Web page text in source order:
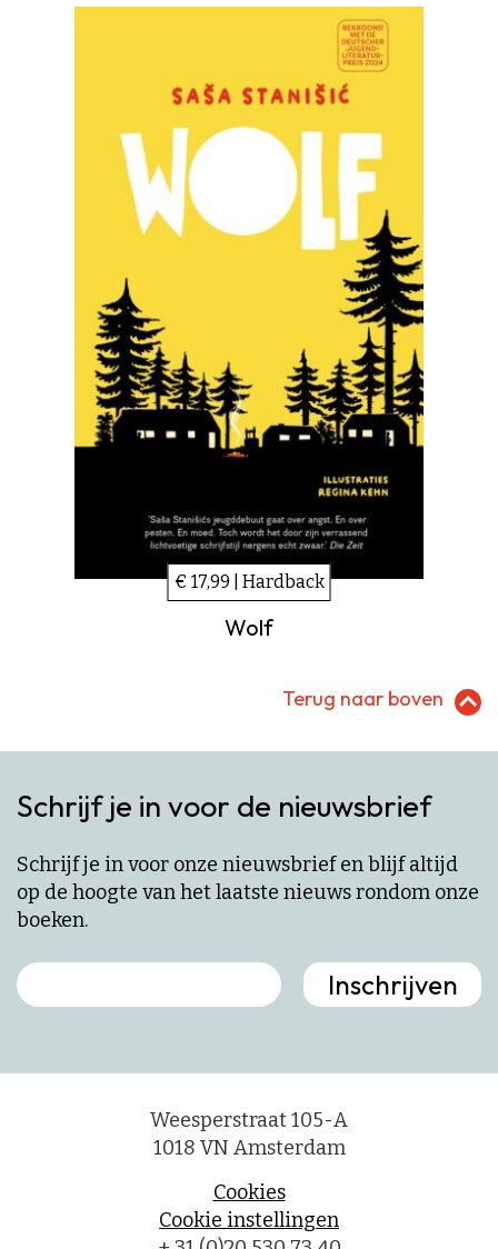
€ 17,99 | Hardback
Wolf
Terug naar boven
Schrijf je in voor de nieuwsbrief
Schrijf je in voor onze nieuwsbrief en blijf altijd
op de hoogte van het laatste nieuws rondom onze
boeken.
Weesperstraat 105-A
1018 VN Amsterdam
Cookies
Cookie instellingen